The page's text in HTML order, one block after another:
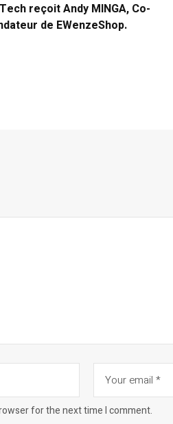
reçoit Andy MINGA, Co-
de EWenzeShop.
for the next time I comment.